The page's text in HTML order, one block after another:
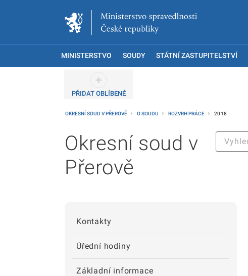
MINISTERSTVO SOUDY STÁTNÍ ZASTUPITELSTVÍ
PŘIDAT OBLÍBENÉ
OKRESNÍ SOUD V PŘEROVĚ O SOUDU ROZVRH PRÁCE 2018
Okresní soud v
Přerově
Kontakty
Úřední hodiny
Základní informace